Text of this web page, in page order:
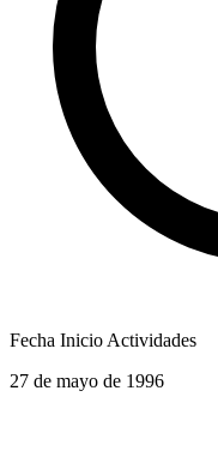
Fecha Inicio Actividades
27 de mayo de 1996